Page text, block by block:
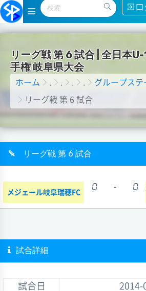
リーグ戦第6試合 全日本U-
手権岐阜県大会
ホーム グループステ
リーグ戦 第 6 試合
リーグ戦 第 6 試合
メジェール岐阜瑞穂FC
0 - 0
試合詳細
試合日
2014-